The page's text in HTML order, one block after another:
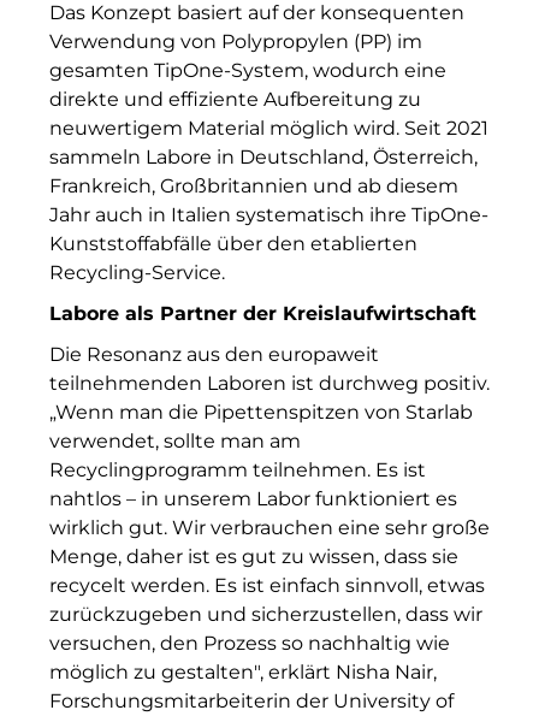
Pembroke
Quartier am Bahnhof Taufkirchen
R&S Immobilienmanagement GmbH
RE/MAX Germany
Rock Capital Group
Scoperty
Starlab International GmbH
Staycity Group
Timber Factory
UBM Development
The Q
The Scandinavian Ensemble
The Stack
Das Konzept basiert auf der konsequenten
Verwendung von Polypropylen (PP) im
gesamten TipOne-System, wodurch eine
direkte und effiziente Aufbereitung zu
neuwertigem Material möglich wird. Seit 2021
sammeln Labore in Deutschland, Österreich,
Frankreich, Großbritannien und ab diesem
Jahr auch in Italien systematisch ihre TipOne-
Kunststoffabfälle über den etablierten
Recycling-Service.
Labore als Partner der Kreislaufwirtschaft
Die Resonanz aus den europaweit
teilnehmenden Laboren ist durchweg positiv.
„Wenn man die Pipettenspitzen von Starlab
verwendet, sollte man am
Recyclingprogramm teilnehmen. Es ist
nahtlos – in unserem Labor funktioniert es
wirklich gut. Wir verbrauchen eine sehr große
Menge, daher ist es gut zu wissen, dass sie
recycelt werden. Es ist einfach sinnvoll, etwas
zurückzugeben und sicherzustellen, dass wir
versuchen, den Prozess so nachhaltig wie
möglich zu gestalten", erklärt Nisha Nair,
Forschungsmitarbeiterin der University of